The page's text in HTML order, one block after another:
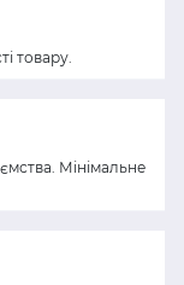
товару.
Мінімальне